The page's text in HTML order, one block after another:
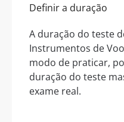
Definir a duração
A duração do teste
Instrumentos de
modo de praticar,
duração do teste
exame real.